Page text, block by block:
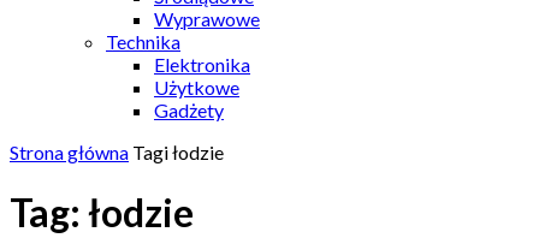
Wyprawowe
Technika
Elektronika
Użytkowe
Gadżety
Strona główna Tagiłodzie
Tag: łodzie